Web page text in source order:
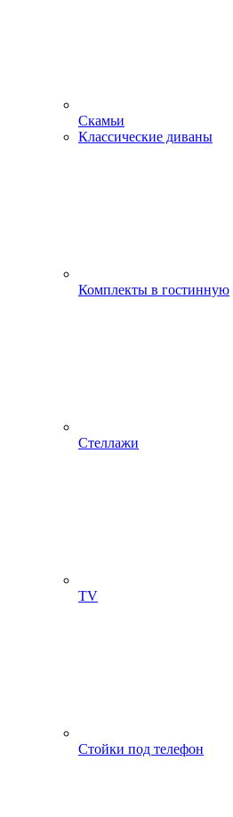
Скамьи
Классические диваны
Комплекты в гостинную
Стеллажи
ТV
Стойки под телефон